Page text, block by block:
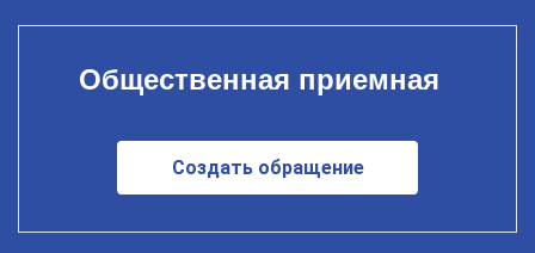
Общественная приемная
Создать обращение